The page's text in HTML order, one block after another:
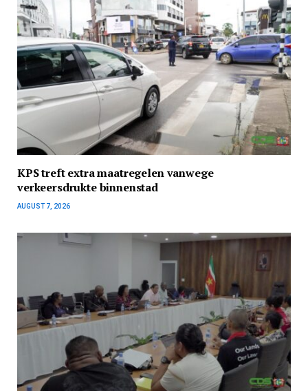
KPS treft extra maatregelen vanwege
verkeersdrukte binnenstad
AUGUST 7, 2026